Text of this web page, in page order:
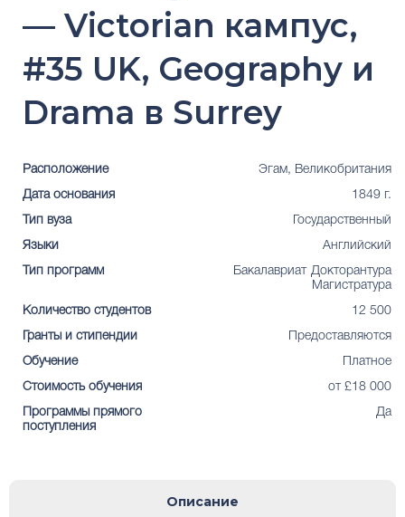
— Victorian кампус,
#35 UK, Geography и
Drama в Surrey
Расположение Эгам, Великобритания
Дата основания 1849 г.
Тип вуза Государственный
Языки Английский
Тип программ Бакалавриат Докторантура
Магистратура
Количество студентов 12 500
Гранты и стипендии Предоставляются
Обучение Платное
Стоимость обучения от £18 000
Программы прямого
поступления
Да
Описание